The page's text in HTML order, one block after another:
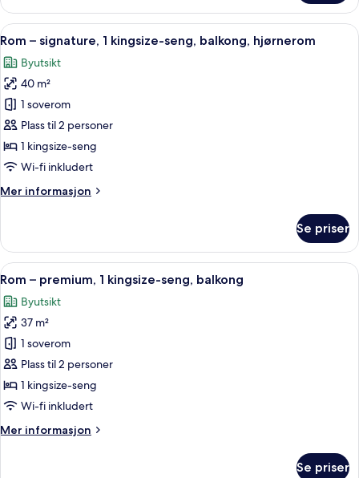
–
signature,
1
seng,
badekar,
hjørnerom
Åpne
alle
bildene
av
Rom
–
signature,
1
seng,
Italienske Frette-laken, sengetøy av
5
Rom – signature, 1 kingsize-seng, balkong, hjørnerom
Byutsikt
40 m²
1 soverom
Plass til 2 personer
1 kingsize-seng
Wi-fi inkludert
Mer informasjon
Mer
–
signature,
1
kingsize-
seng,
balkong,
hjørnerom
Se priser
Åpne
alle
bildene
av
Rom
–
premium,
1
seng,
Rom – premium, 1 kingsize-seng,
5
Rom – premium, 1 kingsize-seng, balkong
Byutsikt
37 m²
1 soverom
Plass til 2 personer
1 kingsize-seng
Wi-fi inkludert
Mer informasjon
Mer
Se priser